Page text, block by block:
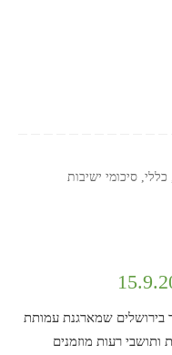
כללי, סיכומי ישיבות
בירושלים שמארגנת עמותת
רעות מוזמנים